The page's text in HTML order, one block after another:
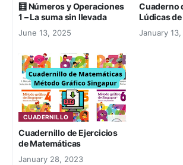
🧮 Números y Operaciones
1 – La suma sin llevada
June 13, 2025
Cuaderno
Lúdicas
January
CUADERNILLO
Cuadernillo de Ejercicios
de Matemáticas
January 28, 2023